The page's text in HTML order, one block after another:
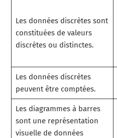
Les données discrètes sont
constituées de valeurs
discrètes ou distinctes.
Les données discrètes
peuvent être comptées.
Les diagrammes à barres
sont une représentation
visuelle de données